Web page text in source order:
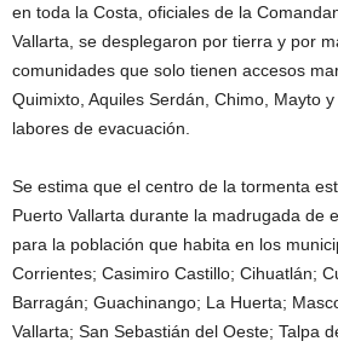
en toda la Costa, oficiales de la
Vallarta, se desplegaron por tierra y por
comunidades que solo tienen accesos
Quimixto, Aquiles Serdán, Chimo, Mayto
labores de evacuación.
Se estima que el centro de la tormenta
Puerto Vallarta durante la madrugada de
para la población que habita en los
Corrientes; Casimiro Castillo; Cihuatlán;
Barragán; Guachinango; La Huerta;
Vallarta; San Sebastián del Oeste; Talpa